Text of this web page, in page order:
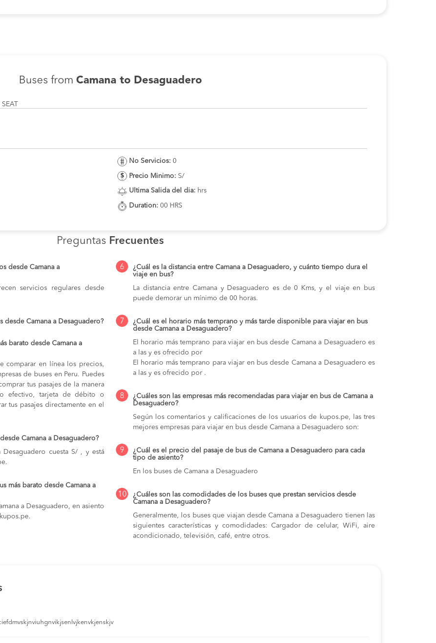
Buses from Camana to Desaguadero
No Servicios: 0
Precio Minimo: S/
Ultima Salida del dia: hrs
Duration: 00 HRS
Preguntas Frecuentes
desde Camana a
servicios regulares desde
desde Camana a Desaguadero?
barato desde Camana a
comparar en línea los precios,
de buses en Peru. Puedes
tus pasajes de la manera
efectivo, tarjeta de débito o
tus pasajes directamente en el
Camana a Desaguadero?
cuesta S/ , y está
más barato desde Camana a
a Desaguadero, en asiento
6
¿Cuál es la distancia entre Camana a Desaguadero, y cuánto tiempo dura el
viaje en bus?
La distancia entre Camana y Desaguadero es de 0 Kms, y el viaje en bus
puede demorar un mínimo de 00 horas.
7
¿Cuál es el horario más temprano y más tarde disponible para viajar en bus
desde Camana a Desaguadero?
El horario más temprano para viajar en bus desde Camana a Desaguadero es
a las y es ofrecido por
El horario más temprano para viajar en bus desde Camana a Desaguadero es
a las y es ofrecido por .
8
¿Cuáles son las empresas más recomendadas para viajar en bus de Camana a
Desaguadero?
Según los comentarios y calificaciones de los usuarios de kupos.pe, las tres
mejores empresas para viajar en bus desde Camana a Desaguadero son:
9
¿Cuál es el precio del pasaje de bus de Camana a Desaguadero para cada
tipo de asiento?
En los buses de Camana a Desaguadero
10
¿Cuáles son las comodidades de los buses que prestan servicios desde
Camana a Desaguadero?
Generalmente, los buses que viajan desde Camana a Desaguadero tienen las
siguientes características y comodidades: Cargador de celular, WiFi, aire
acondicionado, televisión, café, entre otros.